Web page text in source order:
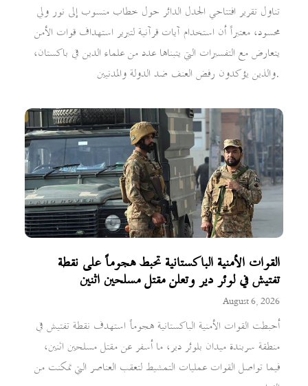
تناول تقرير افتتاحي الجدل الدائر حول خطاب منسوب إلى نور ولي
محسود، معتبراً أن استخدام آيات قرآنية لتبرير استهداف قوات الأمن
يتعارض مع التفسيرات التي يتبناها عدد من علماء الدين في باكستان،
والذين يؤكدون رفض العنف ضد الدولة والمدنيين.
القوات الأمنية الباكستانية تحبط هجوماً على نقطة
تفتيش في لوئر دير وتعلن مقتل مسلحين اثنين
August 6, 2026
أحبطت القوات الأمنية الباكستانية هجوماً استهدف نقطة تفتيش في
منطقة سربندة ميدان بلوئر دير، ما أسفر عن مقتل مسلحين اثنين،
فيما تواصل القوات عمليات التمشيط لتعقب العناصر التي تمكنت من